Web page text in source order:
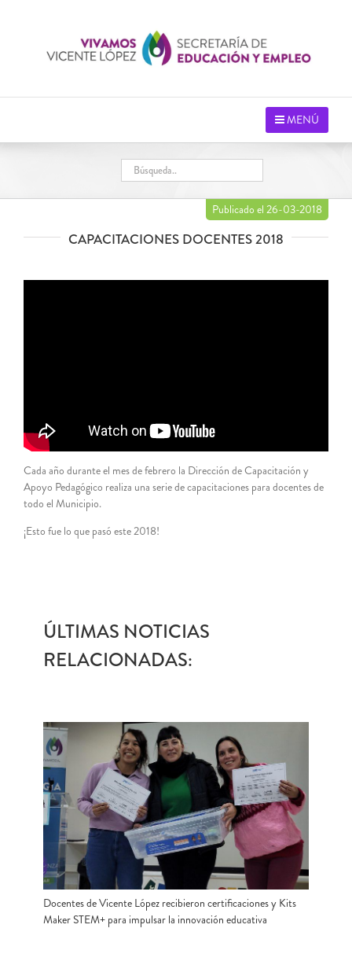
MENÚ
Publicado el 26-03-2018
CAPACITACIONES DOCENTES 2018
Cada año durante el mes de febrero la Dirección de Capacitación y
Apoyo Pedagógico realiza una serie de capacitaciones para docentes de
todo el Municipio.
¡Esto fue lo que pasó este 2018!
ÚLTIMAS NOTICIAS
RELACIONADAS:
Docentes de Vicente López recibieron certificaciones y Kits
Maker STEM+ para impulsar la innovación educativa